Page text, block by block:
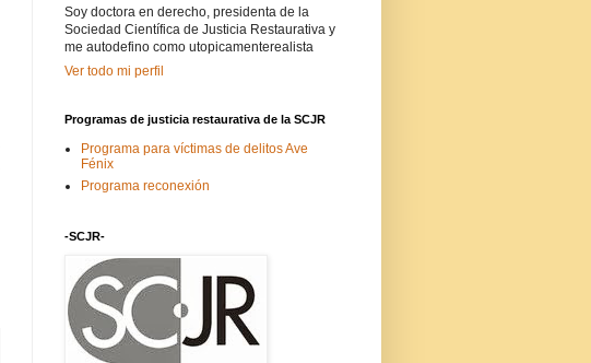
Soy doctora en derecho, presidenta de la
Sociedad Científica de Justicia Restaurativa y
me autodefino como utopicamenterealista
Ver todo mi perfil
Programas de justicia restaurativa de la SCJR
Programa para víctimas de delitos Ave
Fénix
Programa reconexión
-SCJR-